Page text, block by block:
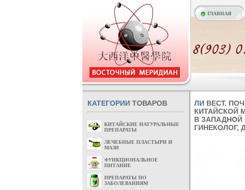
ГЛАВНАЯ
КАТЕГОРИИ ТОВАРОВ
КИТАЙСКИЕ НАТУРАЛЬНЫЕ
ПРЕПАРАТЫ
ЛЕЧЕБНЫЕ ПЛАСТЫРИ И
МАЗИ
ФУНКЦИОНАЛЬНОЕ
ПИТАНИЕ
ПРЕПАРАТЫ ПО
ЗАБОЛЕВАНИЯМ
ЛИ ВЕСТ.
КИТАЙСКОЙ
В ЗАПАДНОЙ
ГИНЕКОЛОГ,